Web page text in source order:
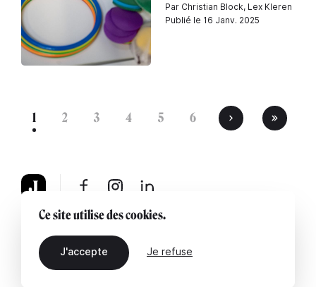
Par Christian Block, Lex Kleren
Publié le 16 Janv. 2025
1 2 3 4 5 6
À propos Mentions légales Contactez-nous
Ce site utilise des cookies.
J'accepte Je refuse